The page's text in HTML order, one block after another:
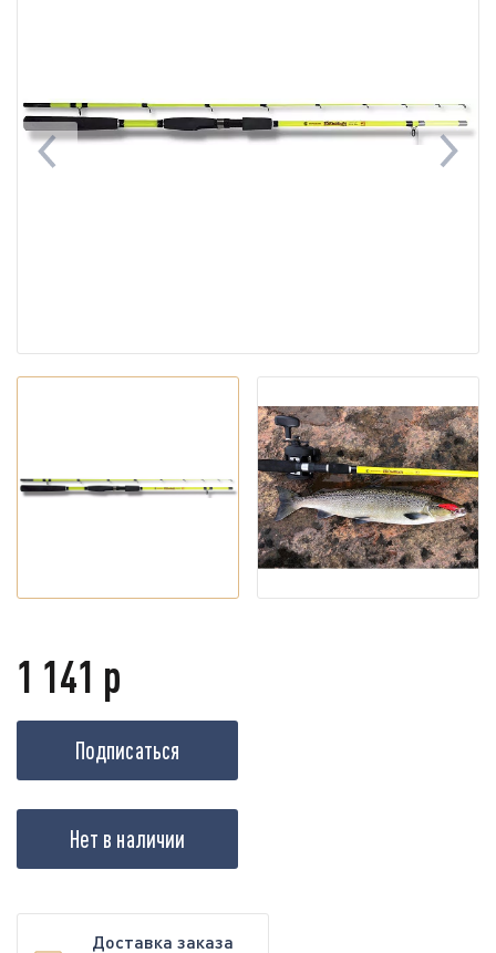
1 141 р
Подписаться
Нет в наличии
Доставка заказа